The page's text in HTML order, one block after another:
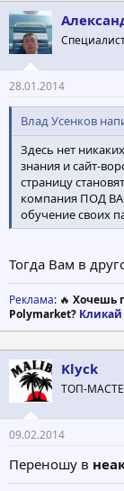
28.01.2014
Влад Усенков
Здесь нет
знания и сайт-
страницу
компания ПОД
обучение своих
Тогда Вам в
Реклама: 🔥 Хочешь
Polymarket?
Klyck
ТОП-
09.02.2014
Переношу в